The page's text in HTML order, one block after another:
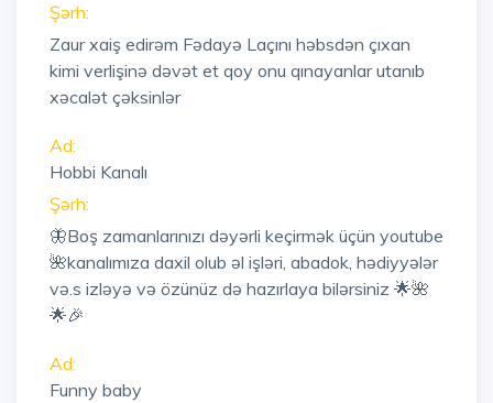
Şərh:
Zaur xaiş edirəm Fədayə Laçını həbsdən çıxan
kimi verlişinə dəvət et qoy onu qınayanlar utanıb
xəcalət çəksinlər
Ad:
Hobbi Kanalı
Şərh:
🦋Boş zamanlarınızı dəyərli keçirmək üçün youtube
🌺kanalımıza daxil olub əl işləri, abadok, hədiyyələr
və.s izləyə və özünüz də hazırlaya bilərsiniz 🌟🌺
🌟🎉
Ad:
Funny baby